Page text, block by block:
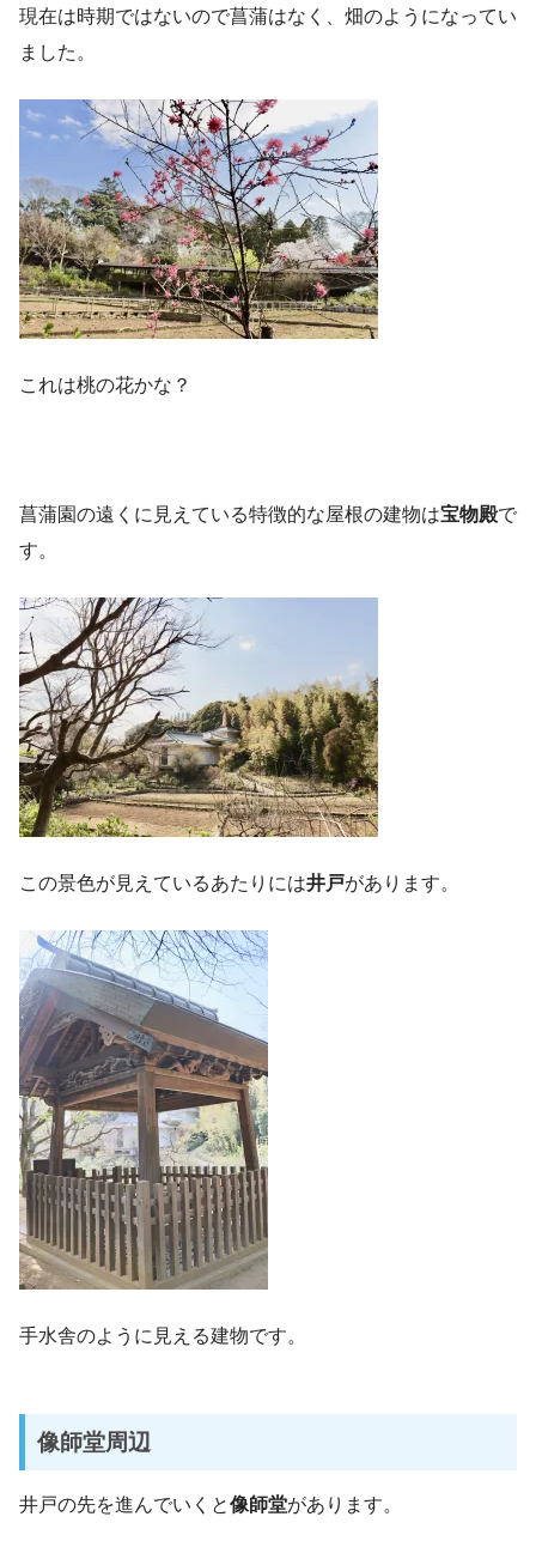
現在は時期ではないので菖蒲はなく、畑のようになってい
ました。
これは桃の花かな？
菖蒲園の遠くに見えている特徴的な屋根の建物は宝物殿で
す。
この景色が見えているあたりには井戸があります。
手水舎のように見える建物です。
像師堂周辺
井戸の先を進んでいくと像師堂があります。